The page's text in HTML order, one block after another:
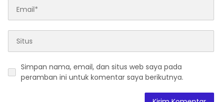
Simpan nama, email, dan situs web saya pada
peramban ini untuk komentar saya berikutnya.